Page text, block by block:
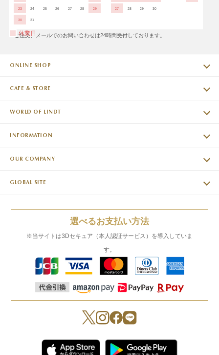
23 24 25 26 27 28 29
30 31
27 28 29 30
休業日
※ご注文、メールでのお問い合わせは24時間受付しております。
ONLINE SHOP
CAFE & STORE
WORLD OF LINDT
INFORMATION
OUR COMPANY
GLOBAL SITE
選べるお支払い方法
※当サイトは3Dセキュア（本人認証サービス）を導入していま
す。